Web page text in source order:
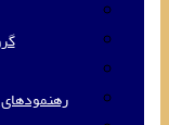
رهنمودهای